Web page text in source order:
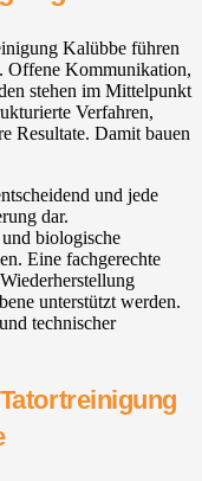
Kalübbe führen
Offene Kommunikation,
stehen im Mittelpunkt
Verfahren,
Resultate. Damit bauen
und jede
dar.
biologische
Eine fachgerechte
unterstützt werden.
technischer